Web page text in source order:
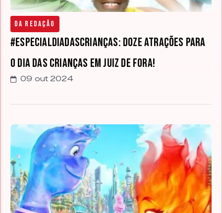
Da Redação
#EspecialDiaDasCrianças: Doze atrações para
o Dia das Crianças em Juiz de Fora!
09 out 2024